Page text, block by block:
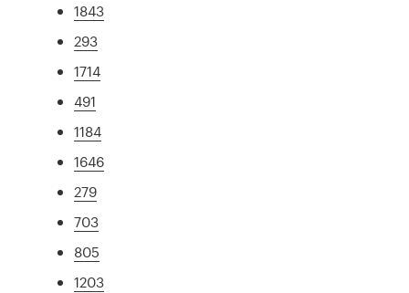
1843
293
1714
491
1184
1646
279
703
805
1203